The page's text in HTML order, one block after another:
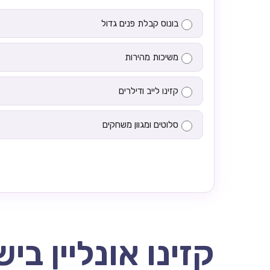
בונוס קבלת פנים גדול
משיכות מהירות
קזינו לייב ודילרים
סלוטים ומגוון משחקים
קזינו אונליין